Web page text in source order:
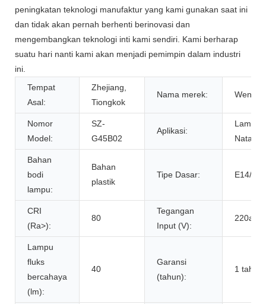
peningkatan teknologi manufaktur yang kami gunakan saat ini
dan tidak akan pernah berhenti berinovasi dan
mengembangkan teknologi inti kami sendiri. Kami berharap
suatu hari nanti kami akan menjadi pemimpin dalam industri
ini.
Tempat
Asal:
Zhejiang,
Tiongkok
Nama merek: Wenda
Nomor
Model:
SZ-
G45B02
Aplikasi:
Lampu
Natal
Bahan
bodi
lampu:
Bahan
plastik
Tipe Dasar: E14/
CRI
(Ra>):
80
Tegangan
Input (V):
220ay
Lampu
fluks
bercahaya
(lm):
40
Garansi
(tahun):
1 tahun